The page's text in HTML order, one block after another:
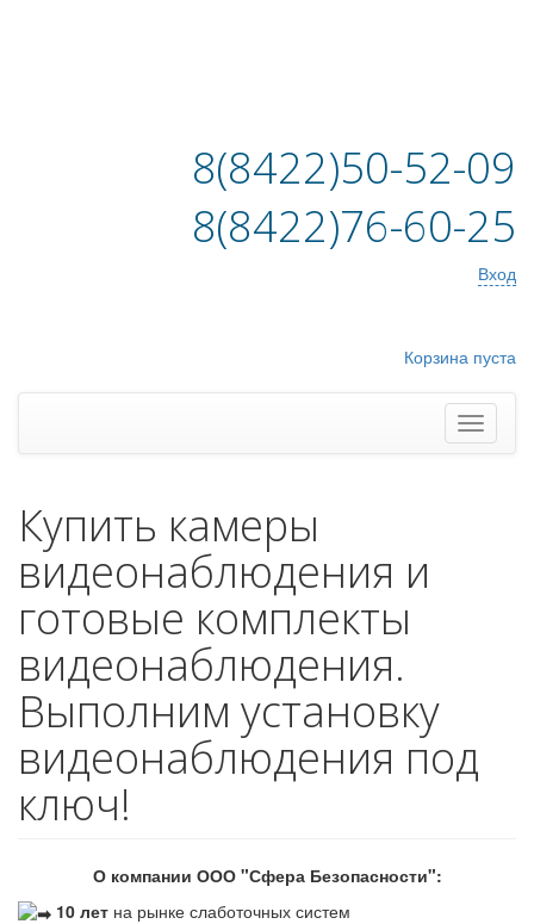
8(8422)50-52-09
8(8422)76-60-25
Вход
Корзина пуста
Купить камеры
видеонаблюдения и
готовые комплекты
видеонаблюдения.
Выполним установку
видеонаблюдения под
ключ!
О компании ООО "Сфера Безопасности":
10 лет на рынке слаботочных систем